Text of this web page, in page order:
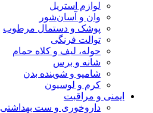
لوازم استریل
وان و آسان‌شور
پوشک و دستمال مرطوب
توالت فرنگی
حوله، لیف و کلاه حمام
شانه و برس
شامپو و شوینده بدن
کرم و لوسیون
ایمنی و مراقبت
داروخوری و ست بهداشتی